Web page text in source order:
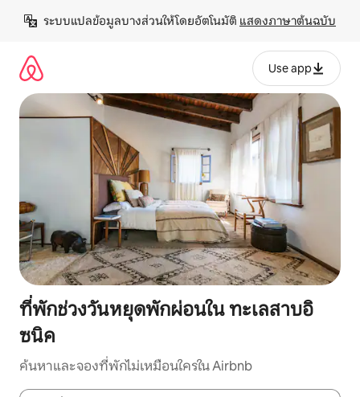
เนื้อหา
ระบบแปลข้อมูลบางส่วนให้โดยอัตโนมัติ แสดงภาษาต้นฉบับ
Use app
ที่พักช่วงวันหยุดพักผ่อนใน ทะเลสาบอิ
ซนิค
ค้นหาและจองที่พักไม่เหมือนใครใน Airbnb